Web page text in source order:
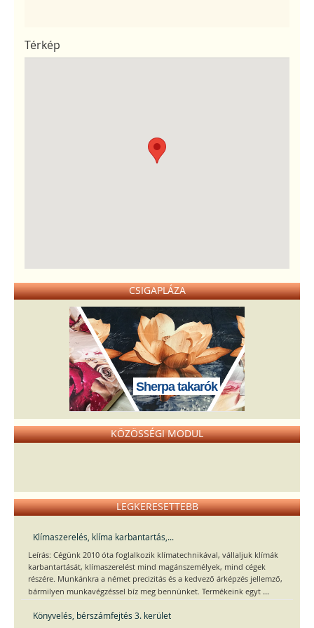
Térkép
CSIGAPLÁZA
Sherpa takarók
KÖZÖSSÉGI MODUL
LEGKERESETTEBB
Klímaszerelés, klíma karbantartás,...
Leírás: Cégünk 2010 óta foglalkozik klímatechnikával, vállaljuk klímák
karbantartását, klímaszerelést mind magánszemélyek, mind cégek
részére. Munkánkra a német precizitás és a kedvező árképzés jellemző,
bármilyen munkavégzéssel bíz meg bennünket. Termékeink egyt ...
Könyvelés, bérszámfejtés 3. kerület